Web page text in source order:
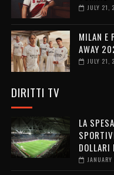
JULY 21,
MILAN E
AWAY
JULY 21,
DIRITTI TV
LA